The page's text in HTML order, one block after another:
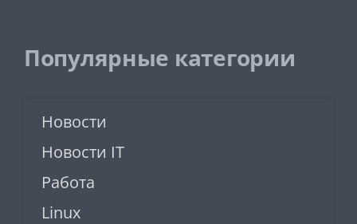
Популярные категории
Новости
Новости IT
Работа
Linux